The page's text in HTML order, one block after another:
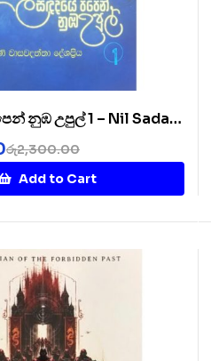
නුඹ උපුල් 1 – Nil Sada
රු2,300.00
Add to Cart